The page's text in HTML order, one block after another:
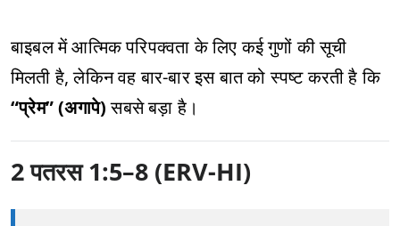
बाइबल में आत्मिक परिपक्वता के लिए कई गुणों की सूची
मिलती है, लेकिन वह बार-बार इस बात को स्पष्ट करती है कि
“प्रेम” (अगापे)सबसे बड़ा है।
2 पतरस 1:5–8 (ERV-HI)